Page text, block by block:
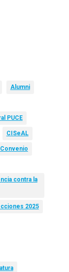
Alumni
PUCE
CISeAL
Convenio
contra la
2025